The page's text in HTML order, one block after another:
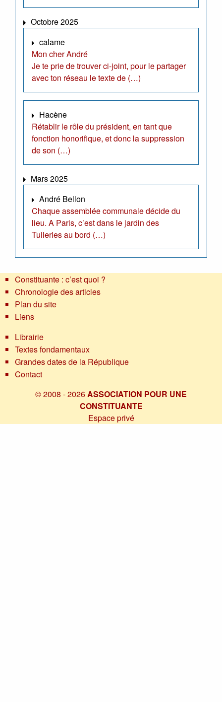
Octobre 2025
calame
Mon cher André
Je te prie de trouver ci-joint, pour le partager
avec ton réseau le texte de (…)
Hacène
Rétablir le rôle du président, en tant que
fonction honorifique, et donc la suppression
de son (…)
Mars 2025
André Bellon
Chaque assemblée communale décide du
lieu. A Paris, c’est dans le jardin des
Tuileries au bord (…)
Constituante : c’est quoi ?
Chronologie des articles
Plan du site
Liens
Librairie
Textes fondamentaux
Grandes dates de la République
Contact
© 2008 - 2026ASSOCIATION POUR UNE
CONSTITUANTE
Espace privé